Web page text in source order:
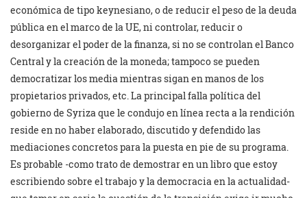
económica de tipo keynesiano, o de reducir el peso de la deuda
pública en el marco de la UE, ni controlar, reducir o
desorganizar el poder de la finanza, si no se controlan el Banco
Central y la creación de la moneda; tampoco se pueden
democratizar los media mientras sigan en manos de los
propietarios privados, etc. La principal falla política del
gobierno de Syriza que le condujo en línea recta a la rendición
reside en no haber elaborado, discutido y defendido las
mediaciones concretos para la puesta en pie de su programa.
Es probable -como trato de demostrar en un libro que estoy
escribiendo sobre el trabajo y la democracia en la actualidad-